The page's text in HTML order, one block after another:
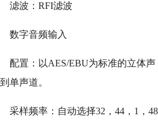
滤波：RFI滤波
数字音频输入
配置：以AES/EBU为标准的立体
单声道。
采样频率：自动选择32，44，1，